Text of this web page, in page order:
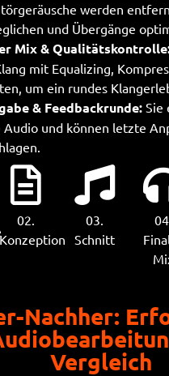
werden
und Übergänge
Mix &
mit Equalizing,
um ein rundes
& Feedbackrunde: Sie
Audio und können letzte
02.
Konzeption
03.
Schnitt
Nachher:
Vergleich